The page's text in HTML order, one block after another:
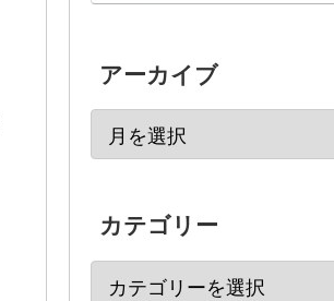
アーカイブ
カテゴリー